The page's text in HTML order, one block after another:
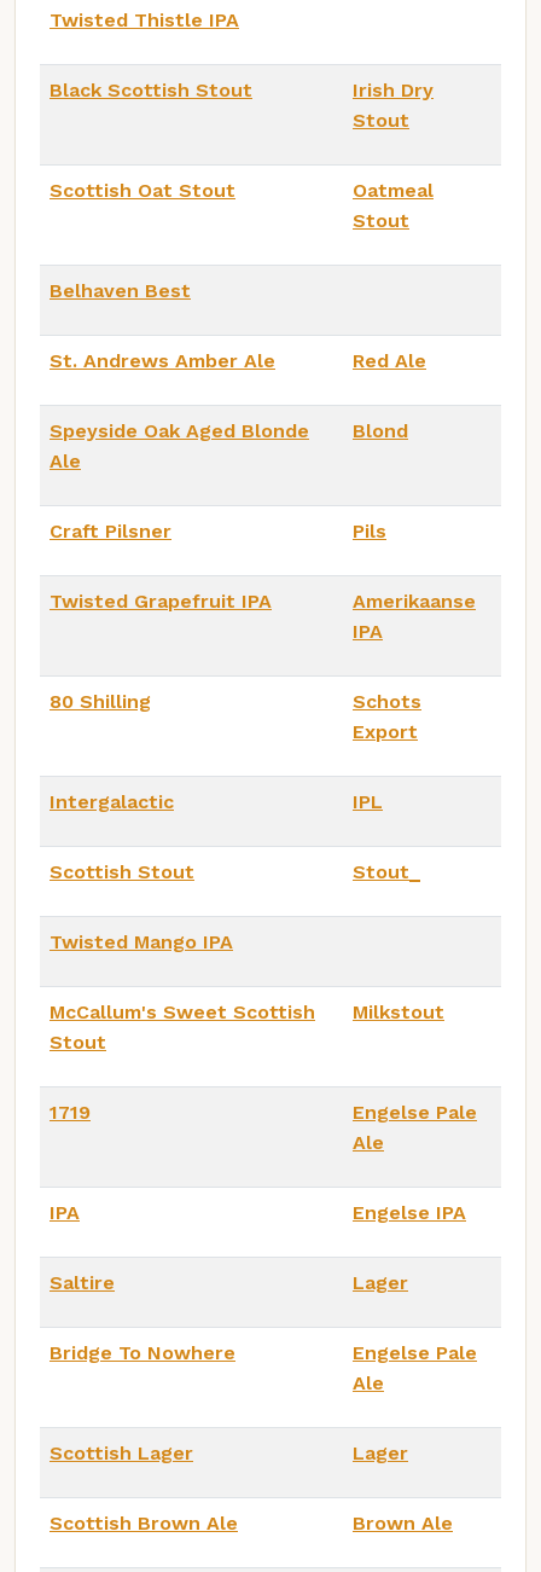
Twisted Thistle IPA
Black Scottish Stout
Irish Dry
Stout
Scottish Oat Stout
Oatmeal
Stout
Belhaven Best
St. Andrews Amber Ale Red Ale
Speyside Oak Aged Blonde
Ale
Blond
Craft Pilsner Pils
Twisted Grapefruit IPA
Amerikaanse
IPA
80 Shilling
Schots
Export
Intergalactic IPL
Scottish Stout Stout_
Twisted Mango IPA
McCallum's Sweet Scottish
Stout
Milkstout
1719
Engelse Pale
Ale
IPA Engelse IPA
Saltire Lager
Bridge To Nowhere
Engelse Pale
Ale
Scottish Lager Lager
Scottish Brown Ale Brown Ale